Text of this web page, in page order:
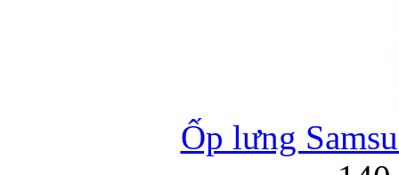
Ốp lưng